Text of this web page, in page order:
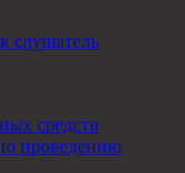
слушатель
средств
проведению